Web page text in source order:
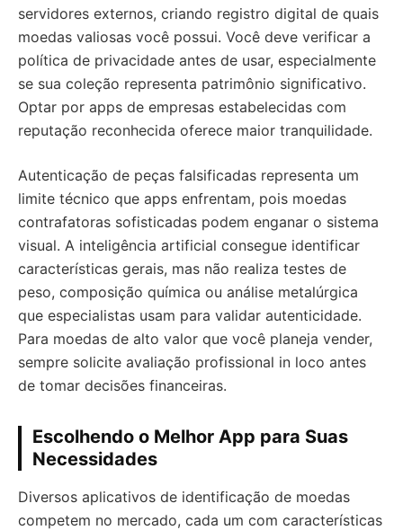
servidores externos, criando registro digital de quais
moedas valiosas você possui. Você deve verificar a
política de privacidade antes de usar, especialmente
se sua coleção representa patrimônio significativo.
Optar por apps de empresas estabelecidas com
reputação reconhecida oferece maior tranquilidade.
Autenticação de peças falsificadas representa um
limite técnico que apps enfrentam, pois moedas
contrafatoras sofisticadas podem enganar o sistema
visual. A inteligência artificial consegue identificar
características gerais, mas não realiza testes de
peso, composição química ou análise metalúrgica
que especialistas usam para validar autenticidade.
Para moedas de alto valor que você planeja vender,
sempre solicite avaliação profissional in loco antes
de tomar decisões financeiras.
Escolhendo o Melhor App para Suas
Necessidades
Diversos aplicativos de identificação de moedas
competem no mercado, cada um com características